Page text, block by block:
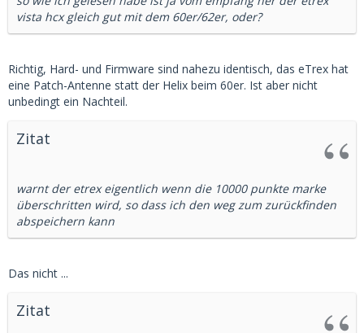
vista hcx gleich gut mit dem 60er/62er, oder?
Richtig, Hard- und Firmware sind nahezu identisch, das eTrex hat
eine Patch-Antenne statt der Helix beim 60er. Ist aber nicht
unbedingt ein Nachteil.
Zitat
warnt der etrex eigentlich wenn die 10000 punkte marke
überschritten wird, so dass ich den weg zum zurückfinden
abspeichern kann
Das nicht ...
Zitat